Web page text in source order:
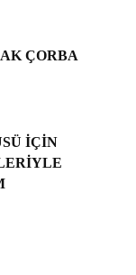
ÇORBA
IÇIN